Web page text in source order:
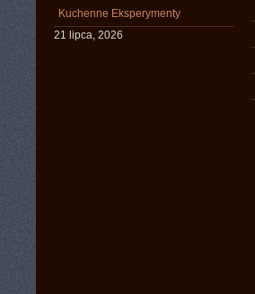
Kuchenne Eksperymenty
21 lipca, 2026